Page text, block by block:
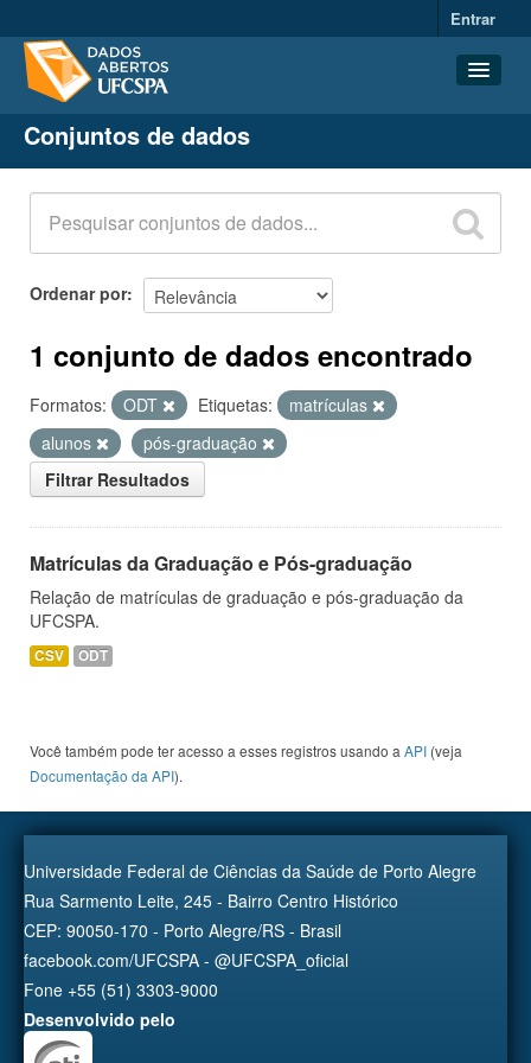
Entrar
Conjuntos de dados
Organizações
Grupos
Sobre
Conjuntos de dados
Ordenar por
1 conjunto de dados encontrado
Formatos: ODT Etiquetas:
matrículas
alunos
pós-graduação
Filtrar Resultados
Matrículas da Graduação e Pós-graduação
Relação de matrículas de graduação e pós-graduação da
UFCSPA.
CSV ODT
Você também pode ter acesso a esses registros usando a API (veja
Documentação da API).
Universidade Federal de Ciências da Saúde de Porto Alegre
Rua Sarmento Leite, 245 - Bairro Centro Histórico
CEP: 90050-170 - Porto Alegre/RS - Brasil
facebook.com/UFCSPA - @UFCSPA_oficial
Fone +55 (51) 3303-9000
Desenvolvido pelo